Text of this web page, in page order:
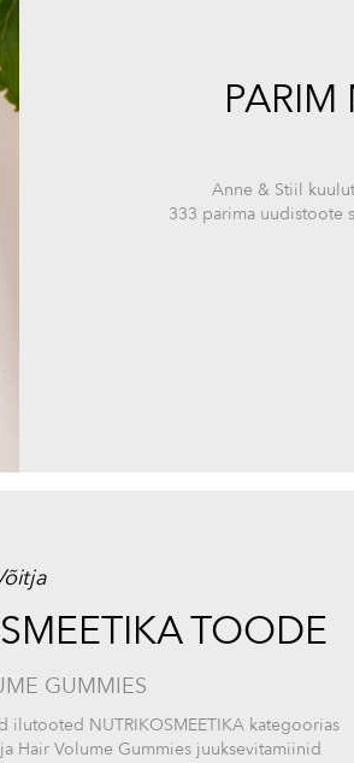
Anne & Stiil
333 parima uudistoote
TOODE
GUMMIES
ilutooted NUTRIKOSMEETIKA kategoorias
Hair Volume Gummies juuksevitamiinid